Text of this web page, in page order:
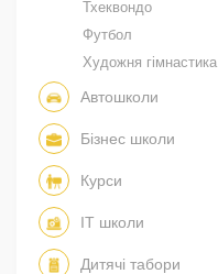
Тхеквондо
Футбол
Художня гімнастика
Автошколи
Бізнес школи
Курси
IT школи
Дитячі табори